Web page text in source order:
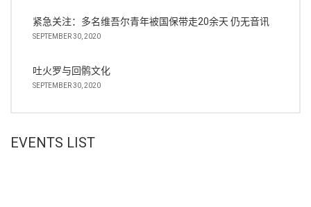
紧急关注：多名维吾尔青年被国保带走20余天 仍无音讯
SEPTEMBER 30, 2020
吐火罗与回鹘文化
SEPTEMBER 30, 2020
EVENTS LIST